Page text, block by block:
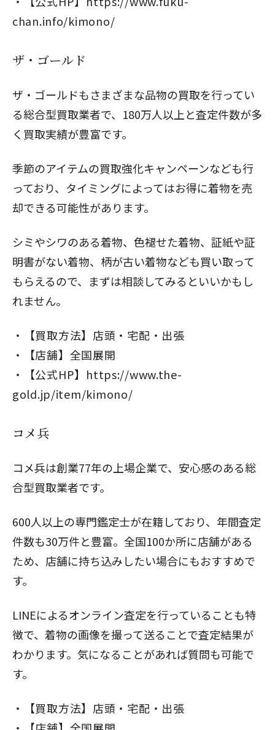
chan.info/kimono/
ザ・ゴールド
ザ・ゴールドもさまざまな品物の買取を行ってい
る総合型買取業者で、180万人以上と査定件数が多
く買取実績が豊富です。
季節のアイテムの買取強化キャンペーンなども行
っており、タイミングによってはお得に着物を売
却できる可能性があります。
シミやシワのある着物、色褪せた着物、証紙や証
明書がない着物、柄が古い着物なども買い取って
もらえるので、まずは相談してみるといいかもし
れません。
【買取方法】店頭・宅配・出張
【店舗】全国展開
【公式HP】 https://www.the-
gold.jp/item/kimono/
コメ兵
コメ兵は創業77年の上場企業で、安心感のある総
合型買取業者です。
600人以上の専門鑑定士が在籍しており、年間査定
件数も30万件と豊富。全国100か所に店舗がある
ため、店舗に持ち込みしたい場合にもおすすめで
す。
LINEによるオンライン査定を行っていることも特
徴で、着物の画像を撮って送ることで査定結果が
わかります。気になることがあれば質問も可能で
す。
【買取方法】店頭・宅配・出張